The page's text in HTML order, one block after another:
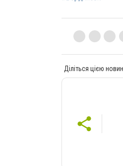
Діліться цією